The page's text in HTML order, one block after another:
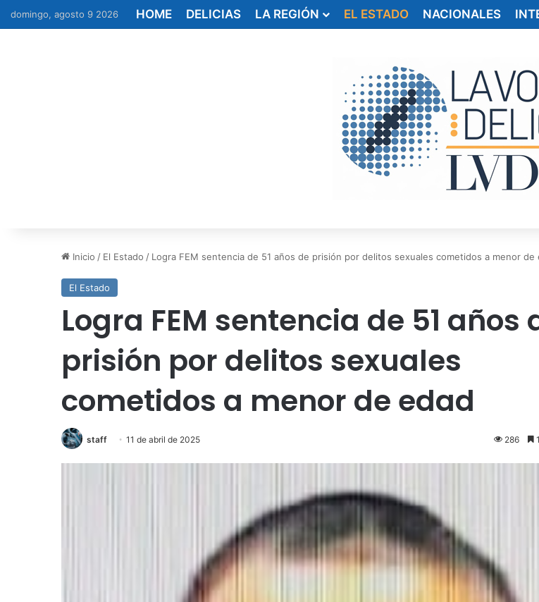
domingo, agosto 9 2026 HOME DELICIAS LA REGIÓN EL ESTADO NACIONALES
Inicio / El Estado / Logra FEM sentencia de 51 años de prisión por delitos sexuales cometidos a menor de
El Estado
Logra FEM sentencia de 51 años
prisión por delitos sexuales
cometidos a menor de edad
staff 11 de abril de 2025 286